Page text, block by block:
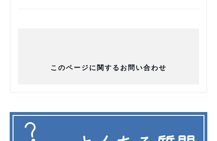
このページに関するお問い合わせ